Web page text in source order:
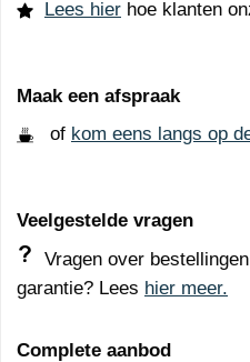
Lees hier hoe klanten
Maak een afspraak
of kom eens langs op
Veelgestelde vragen
Vragen over
garantie? Lees hier meer.
Complete aanbod